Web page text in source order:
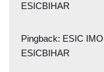
ESICBIHAR
Pingback: ESIC
ESICBIHAR